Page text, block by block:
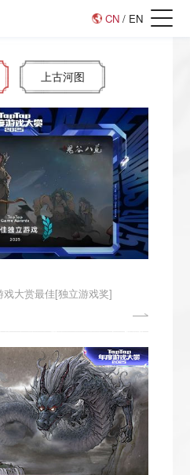
CN / EN
上古河图
戏大赏最佳[独立游戏奖]